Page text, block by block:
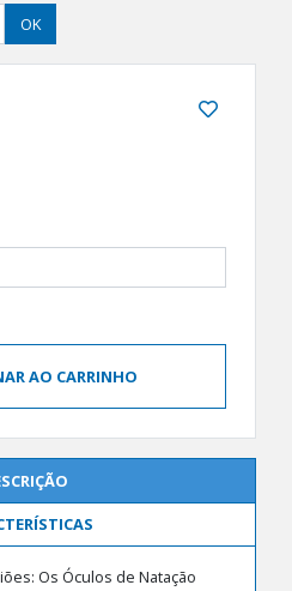
OK
AO CARRINHO
Os Óculos de Natação